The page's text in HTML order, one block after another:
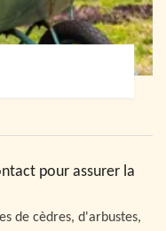
pour assurer la
de cèdres, d'arbustes,